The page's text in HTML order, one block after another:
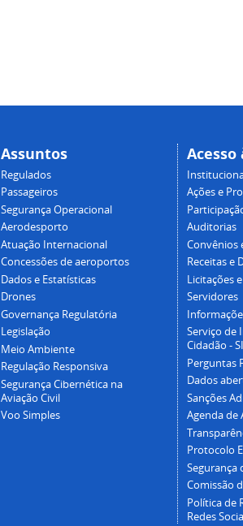
Assuntos
Regulados
Passageiros
Segurança Operacional
Aerodesporto
Atuação Internacional
Concessões de aeroportos
Dados e Estatísticas
Drones
Governança Regulatória
Legislação
Meio Ambiente
Regulação Responsiva
Segurança Cibernética na
Aviação Civil
Voo Simples
Ações e
Auditorias
Convênios
Receitas e
Licitações
Servidores
Serviço de
Cidadão -
Perguntas
Dados
Sanções
Agenda de
Protocolo
Segurança
Comissão
Política de
Redes